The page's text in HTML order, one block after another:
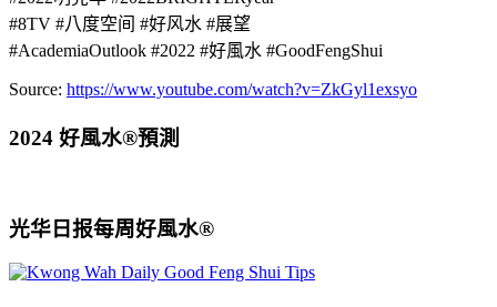
#8TV #八度空间 #好风水 #展望
#AcademiaOutlook #2022 #好風水 #GoodFengShui
Source: https://www.youtube.com/watch?v=ZkGyl1exsyo
2024 好風水®預測
光华日报每周好風水®